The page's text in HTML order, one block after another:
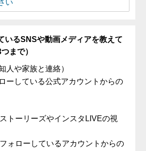
いるSNSや動画メディアを教えて
まで）
人や家族と連絡）
ーしている公式アカウントからの
トーリーズやインスタLIVEの視
ォローしているアカウントからの